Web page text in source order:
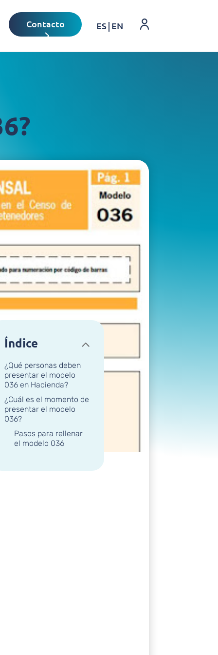
Contacto ES EN
Índice
¿Qué personas deben
presentar el modelo
036 en Hacienda?
¿Cuál es el momento de
presentar el modelo
036?
Pasos para rellenar
el modelo 036